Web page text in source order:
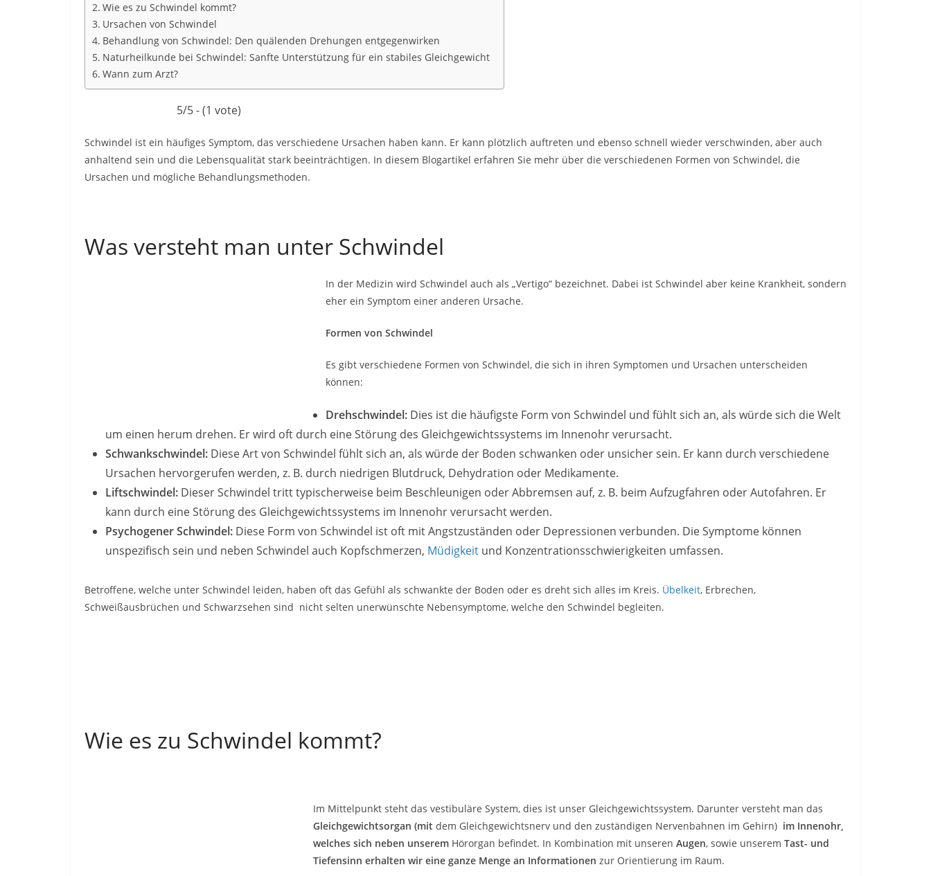
Wie es zu Schwindel kommt?
Ursachen von Schwindel
Behandlung von Schwindel: Den quälenden Drehungen entgegenwirken
Naturheilkunde bei Schwindel: Sanfte Unterstützung für ein stabiles Gleichgewicht
Wann zum Arzt?
5/5 - (1 vote)
Schwindel ist ein häufiges Symptom, das verschiedene Ursachen haben kann. Er kann plötzlich auftreten und ebenso schnell wieder verschwinden, aber auch
anhaltend sein und die Lebensqualität stark beeinträchtigen. In diesem Blogartikel erfahren Sie mehr über die verschiedenen Formen von Schwindel, die
Ursachen und mögliche Behandlungsmethoden.
Was versteht man unter Schwindel
In der Medizin wird Schwindel auch als „Vertigo“ bezeichnet. Dabei ist Schwindel aber keine Krankheit, sondern
eher ein Symptom einer anderen Ursache.
Formen von Schwindel
Es gibt verschiedene Formen von Schwindel, die sich in ihren Symptomen und Ursachen unterscheiden
können:
Drehschwindel: Dies ist die häufigste Form von Schwindel und fühlt sich an, als würde sich die Welt
um einen herum drehen. Er wird oft durch eine Störung des Gleichgewichtssystems im Innenohr verursacht.
Schwankschwindel: Diese Art von Schwindel fühlt sich an, als würde der Boden schwanken oder unsicher sein. Er kann durch verschiedene
Ursachen hervorgerufen werden, z. B. durch niedrigen Blutdruck, Dehydration oder Medikamente.
Liftschwindel: Dieser Schwindel tritt typischerweise beim Beschleunigen oder Abbremsen auf, z. B. beim Aufzugfahren oder Autofahren. Er
kann durch eine Störung des Gleichgewichtssystems im Innenohr verursacht werden.
Psychogener Schwindel: Diese Form von Schwindel ist oft mit Angstzuständen oder Depressionen verbunden. Die Symptome können
unspezifisch sein und neben Schwindel auch Kopfschmerzen, Müdigkeit und Konzentrationsschwierigkeiten umfassen.
Betroffene, welche unter Schwindel leiden, haben oft das Gefühl als schwankte der Boden oder es dreht sich alles im Kreis. Übelkeit, Erbrechen,
Schweißausbrüchen und Schwarzsehen sind nicht selten unerwünschte Nebensymptome, welche den Schwindel begleiten.
Wie es zu Schwindel kommt?
Im Mittelpunkt steht das vestibuläre System, dies ist unser Gleichgewichtssystem. Darunter versteht man das
Gleichgewichtsorgan (mit dem Gleichgewichtsnerv und den zuständigen Nervenbahnen im Gehirn) im Innenohr,
welches sich neben unserem Hörorgan befindet. In Kombination mit unseren Augen, sowie unserem Tast- und
Tiefensinn erhalten wir eine ganze Menge an Informationen zur Orientierung im Raum.